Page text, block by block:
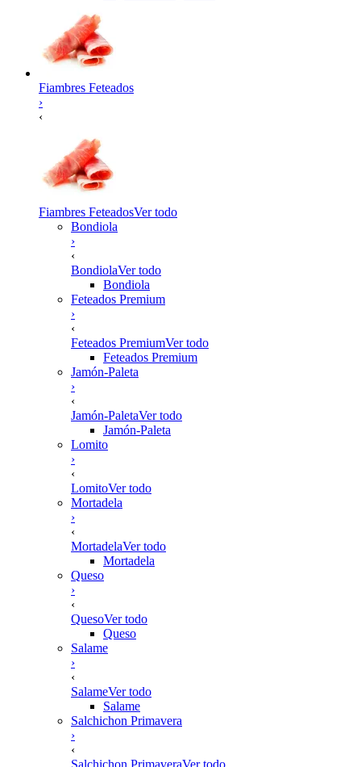
Fiambres Feteados
›
‹
Fiambres FeteadosVer todo
Bondiola
›
‹
BondiolaVer todo
Bondiola
Feteados Premium
›
‹
Feteados PremiumVer todo
Feteados Premium
Jamón-Paleta
›
‹
Jamón-PaletaVer todo
Jamón-Paleta
Lomito
›
‹
LomitoVer todo
Mortadela
›
‹
MortadelaVer todo
Mortadela
Queso
›
‹
QuesoVer todo
Queso
Salame
›
‹
SalameVer todo
Salame
Salchichon Primavera
›
‹
Salchichon PrimaveraVer todo